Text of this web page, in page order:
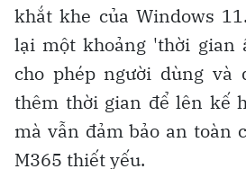
khắt khe của Windows
lại một khoảng 'thời gian
cho phép người dùng và
thêm thời gian để lên kế
mà vẫn đảm bảo an toàn
M365 thiết yếu.